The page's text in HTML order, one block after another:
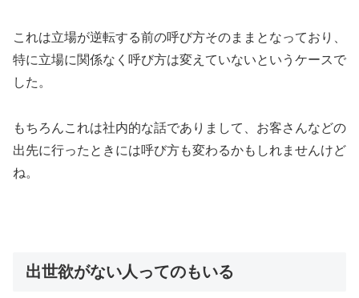
これは立場が逆転する前の呼び方そのままとなっており、
特に立場に関係なく呼び方は変えていないというケースで
した。
もちろんこれは社内的な話でありまして、お客さんなどの
出先に行ったときには呼び方も変わるかもしれませんけど
ね。
出世欲がない人ってのもいる